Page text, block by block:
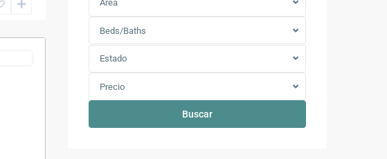
Área
Beds/Baths
Estado
Precio
Buscar